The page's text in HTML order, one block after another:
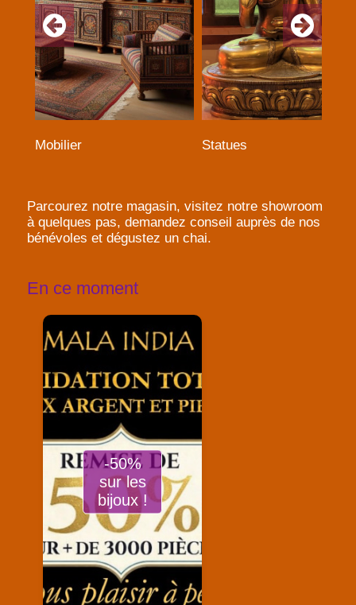
Mobilier Statues
Parcourez notre magasin, visitez notre showroom
à quelques pas, demandez conseil auprès de nos
bénévoles et dégustez un chai.
En ce moment
-50%
sur les
bijoux !